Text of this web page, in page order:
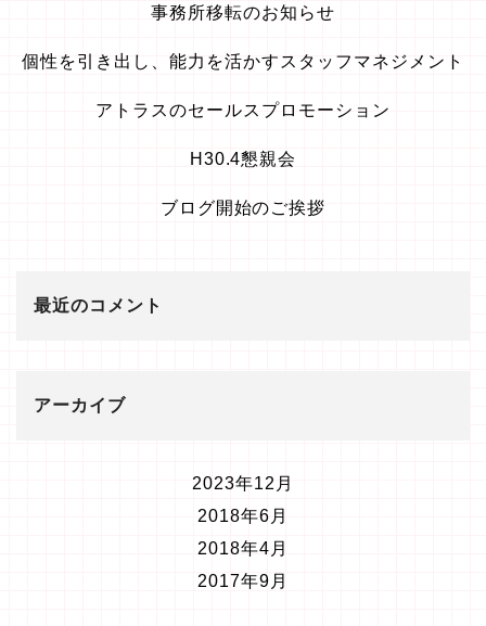
事務所移転のお知らせ
個性を引き出し、能力を活かすスタッフマネジメント
アトラスのセールスプロモーション
H30.4懇親会
ブログ開始のご挨拶
最近のコメント
アーカイブ
2023年12月
2018年6月
2018年4月
2017年9月